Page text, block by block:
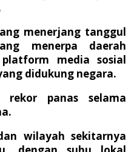
menerjang tanggul
menerpa daerah
media sosial
didukung negara.
rekor panas selama
wilayah sekitarnya